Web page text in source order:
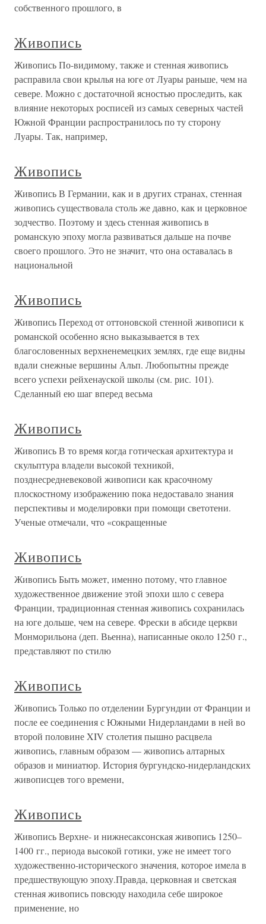
собственного прошлого, в
Живопись
Живопись По-видимому, также и стенная живопись
расправила свои крылья на юге от Луары раньше, чем на
севере. Можно с достаточной ясностью проследить, как
влияние некоторых росписей из самых северных частей
Южной Франции распространилось по ту сторону
Луары. Так, например,
Живопись
Живопись В Германии, как и в других странах, стенная
живопись существовала столь же давно, как и церковное
зодчество. Поэтому и здесь стенная живопись в
романскую эпоху могла развиваться дальше на почве
своего прошлого. Это не значит, что она оставалась в
национальной
Живопись
Живопись Переход от оттоновской стенной живописи к
романской особенно ясно выказывается в тех
благословенных верхненемецких землях, где еще видны
вдали снежные вершины Альп. Любопытны прежде
всего успехи рейхенауской школы (см. рис. 101).
Сделанный ею шаг вперед весьма
Живопись
Живопись В то время когда готическая архитектура и
скульптура владели высокой техникой,
позднесредневековой живописи как красочному
плоскостному изображению пока недоставало знания
перспективы и моделировки при помощи светотени.
Ученые отмечали, что «сокращенные
Живопись
Живопись Быть может, именно потому, что главное
художественное движение этой эпохи шло с севера
Франции, традиционная стенная живопись сохранилась
на юге дольше, чем на севере. Фрески в абсиде церкви
Монморильона (деп. Вьенна), написанные около 1250 г.,
представляют по стилю
Живопись
Живопись Только по отделении Бургундии от Франции и
после ее соединения с Южными Нидерландами в ней во
второй половине XIV столетия пышно расцвела
живопись, главным образом — живопись алтарных
образов и миниатюр. История бургундско-нидерландских
живописцев того времени,
Живопись
Живопись Верхне- и нижнесаксонская живопись 1250–
1400 гг., периода высокой готики, уже не имеет того
художественно-исторического значения, которое имела в
предшествующую эпоху.Правда, церковная и светская
стенная живопись повсюду находила себе широкое
применение, но